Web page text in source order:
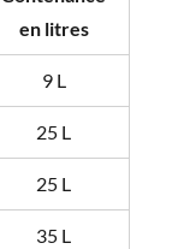
en litres
9 L
25 L
25 L
35 L